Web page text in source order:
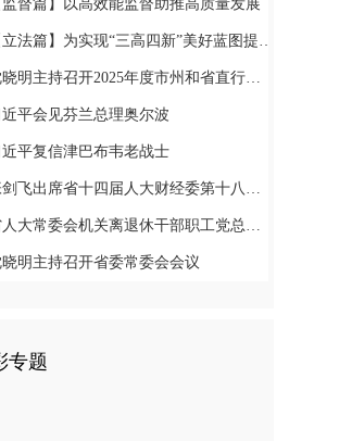
监督篇】以高效能监督助推高质量发展
法篇】为实现“三高四新”美好蓝图提供坚实法治保障
主持召开2025年度市州和省直行业系统党（工）委书记抓基层党建工作述职评议会议
近平会见芬兰总理奥尔波
近平复信津巴布韦老战士
飞出席省十四届人大财经委第十八次全体会议
大常委会机关离退休干部职工党总支召开2025年度总结表彰大会
明主持召开省委常委会会议
专题